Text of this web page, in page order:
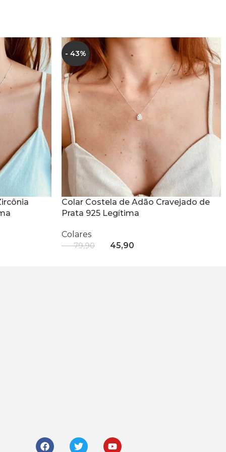
- 43%
Colar Costela de Adão Cravejado de
Prata 925 Legítima
Colares
R$79,90 45,90